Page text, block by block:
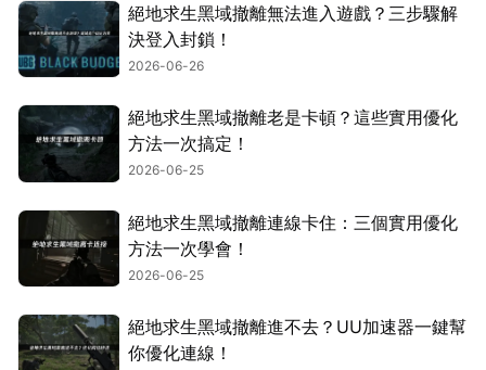
絕地求生黑域撤離無法進入遊戲？三步驟解
決登入封鎖！
2026-06-26
絕地求生黑域撤離老是卡頓？這些實用優化
方法一次搞定！
2026-06-25
絕地求生黑域撤離連線卡住：三個實用優化
方法一次學會！
2026-06-25
絕地求生黑域撤離進不去？UU加速器一鍵幫
你優化連線！